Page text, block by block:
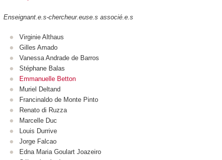
Enseignant.e.s-chercheur.euse.s associé.e.s
Virginie Althaus
Gilles Amado
Vanessa Andrade de Barros
Stéphane Balas
Emmanuelle Betton
Muriel Deltand
Francinaldo de Monte Pinto
Renato di Ruzza
Marcelle Duc
Louis Durrive
Jorge Falcao
Edna Maria Goulart Joazeiro